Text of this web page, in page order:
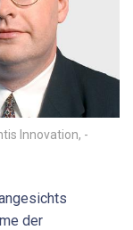
Innovation,
der